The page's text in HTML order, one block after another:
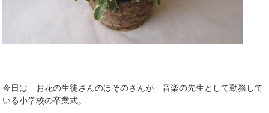
今日は お花の生徒さんのほそのさんが 音楽の先生として勤務して
いる小学校の卒業式。